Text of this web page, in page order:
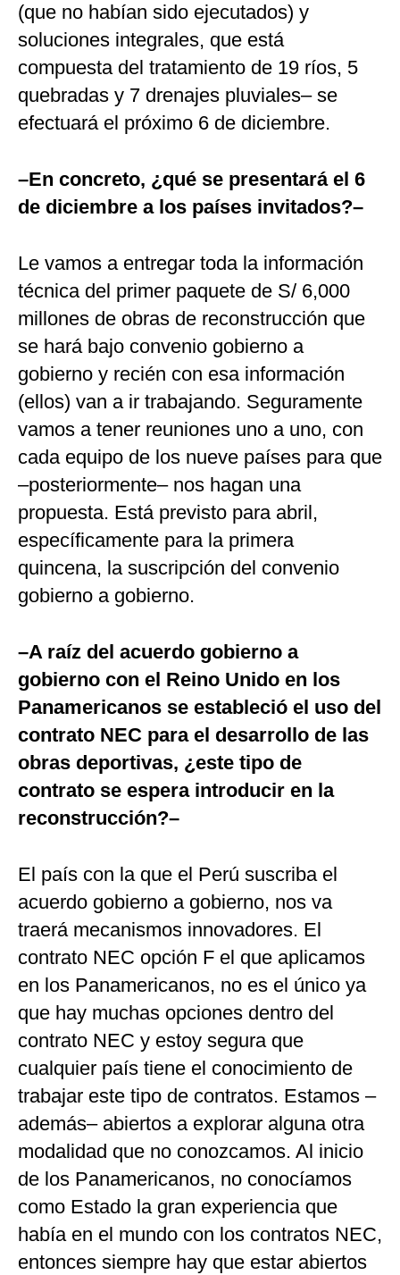
(que no habían sido ejecutados) y
soluciones integrales, que está
compuesta del tratamiento de 19 ríos, 5
quebradas y 7 drenajes pluviales– se
efectuará el próximo 6 de diciembre.
–En concreto, ¿qué se presentará el 6
de diciembre a los países invitados?–
Le vamos a entregar toda la información
técnica del primer paquete de S/ 6,000
millones de obras de reconstrucción que
se hará bajo convenio gobierno a
gobierno y recién con esa información
(ellos) van a ir trabajando. Seguramente
vamos a tener reuniones uno a uno, con
cada equipo de los nueve países para que
–posteriormente– nos hagan una
propuesta. Está previsto para abril,
específicamente para la primera
quincena, la suscripción del convenio
gobierno a gobierno.
–A raíz del acuerdo gobierno a
gobierno con el Reino Unido en los
Panamericanos se estableció el uso del
contrato NEC para el desarrollo de las
obras deportivas, ¿este tipo de
contrato se espera introducir en la
reconstrucción?–
El país con la que el Perú suscriba el
acuerdo gobierno a gobierno, nos va
traerá mecanismos innovadores. El
contrato NEC opción F el que aplicamos
en los Panamericanos, no es el único ya
que hay muchas opciones dentro del
contrato NEC y estoy segura que
cualquier país tiene el conocimiento de
trabajar este tipo de contratos. Estamos –
además– abiertos a explorar alguna otra
modalidad que no conozcamos. Al inicio
de los Panamericanos, no conocíamos
como Estado la gran experiencia que
había en el mundo con los contratos NEC,
entonces siempre hay que estar abiertos